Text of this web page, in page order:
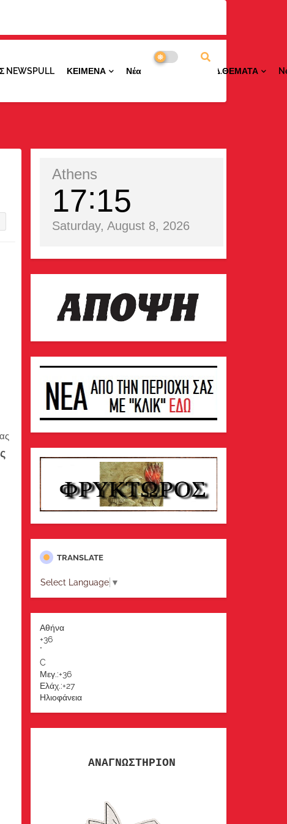
NEWSPULL ΚΕΙΜΕΝΑ ΝέαΠΕΡΙΟΧΩΝ ΕΙΔ.ΘΕΜΑΤΑ
Athens
17 15
Saturday, August 8, 2026
TRANSLATE
Select Language ▼
Αθήνα
+36
°
C
Μεγ.:+36
Ελάχ.:+27
Ηλιοφάνεια
ΑΝΑΓΝΩΣΤΗΡΙΟΝ